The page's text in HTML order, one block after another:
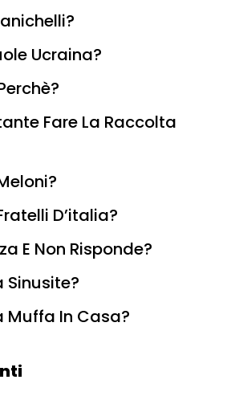
Ucraina?
Fare La Raccolta
D’italia?
E Non Risponde?
Sinusite?
Muffa In Casa?